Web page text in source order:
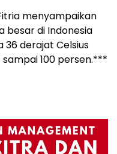
menyampaikan
besar di Indonesia
36 derajat Celsius
100 persen.***